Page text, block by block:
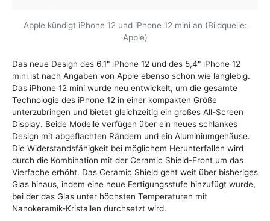
Apple kündigt iPhone 12 und iPhone 12 mini an (Bildquelle:
Apple)
Das neue Design des 6,1" iPhone 12 und des 5,4" iPhone 12
mini ist nach Angaben von Apple ebenso schön wie langlebig.
Das iPhone 12 mini wurde neu entwickelt, um die gesamte
Technologie des iPhone 12 in einer kompakten Größe
unterzubringen und bietet gleichzeitig ein großes All-Screen
Display. Beide Modelle verfügen über ein neues schlankes
Design mit abgeflachten Rändern und ein Aluminiumgehäuse.
Die Widerstandsfähigkeit bei möglichem Herunterfallen wird
durch die Kombination mit der Ceramic Shield-Front um das
Vierfache erhöht. Das Ceramic Shield geht weit über bisheriges
Glas hinaus, indem eine neue Fertigungsstufe hinzufügt wurde,
bei der das Glas unter höchsten Temperaturen mit
Nanokeramik-Kristallen durchsetzt wird.